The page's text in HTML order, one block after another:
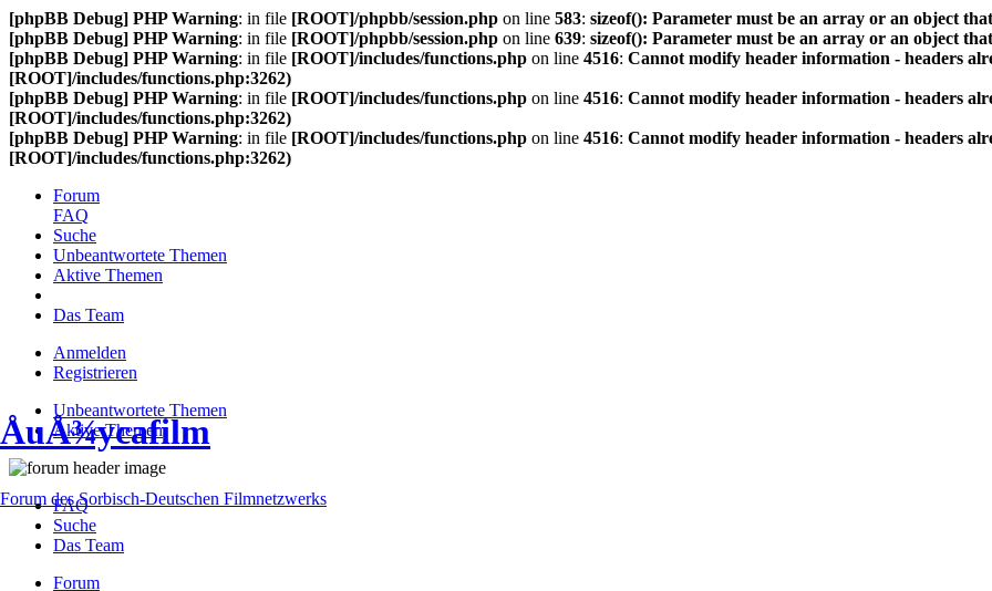
[phpBB Debug] PHP Warning: in file [ROOT]/phpbb/session.php on line 583: sizeof(): Parameter must be an array or an object
[phpBB Debug] PHP Warning: in file [ROOT]/phpbb/session.php on line 639: sizeof(): Parameter must be an array or an object
[phpBB Debug] PHP Warning: in file [ROOT]/includes/functions.php on line 4516: Cannot modify header information - headers
[ROOT]/includes/functions.php:3262)
[phpBB Debug] PHP Warning: in file [ROOT]/includes/functions.php on line 4516: Cannot modify header information - headers
[ROOT]/includes/functions.php:3262)
[phpBB Debug] PHP Warning: in file [ROOT]/includes/functions.php on line 4516: Cannot modify header information - headers
[ROOT]/includes/functions.php:3262)
Forum
FAQ
Suche
Unbeantwortete Themen
Aktive Themen
Das Team
Anmelden
Registrieren
Unbeantwortete Themen
Aktive Themen
ÅuÅ¾ycafilm
Forum des Sorbisch-Deutschen Filmnetzwerks
FAQ
Suche
Das Team
Forum